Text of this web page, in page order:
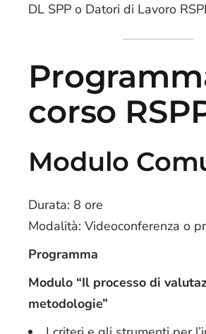
DL SPP o Datori di Lavoro
corso
Modulo
Durata: 8 ore
Modalità: Videoconferenza o
Programma
Modulo “Il processo di
metodologie”